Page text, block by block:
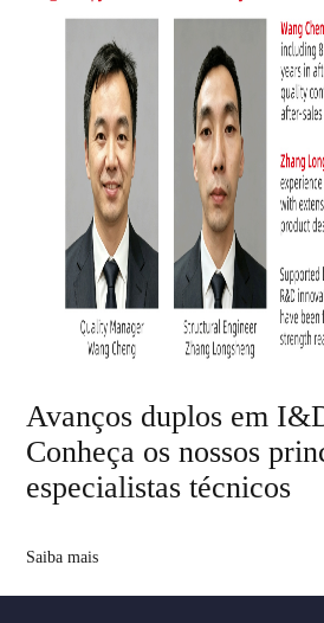
Avanços duplos em
Conheça os nossos
especialistas técnicos
Saiba mais